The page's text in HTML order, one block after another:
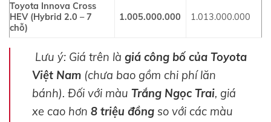
Toyota Innova Cross
HEV (Hybrid 2.0 – 7
chỗ)
1.005.000.000 1.013.000.000
Lưu ý: Giá trên là giá công bố của Toyota
Việt Nam (chưa bao gồm chi phí lăn
bánh). Đối với màu Trắng Ngọc Trai, giá
xe cao hơn 8 triệu đồng so với các màu